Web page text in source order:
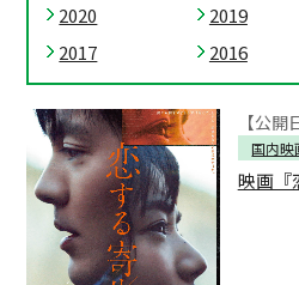
2020
2019
2017
2016
【公
国内映
映画『